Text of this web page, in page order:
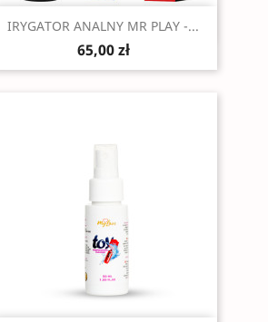
Szybki podgląd
IRYGATOR ANALNY MR PLAY -...
65,00 zł